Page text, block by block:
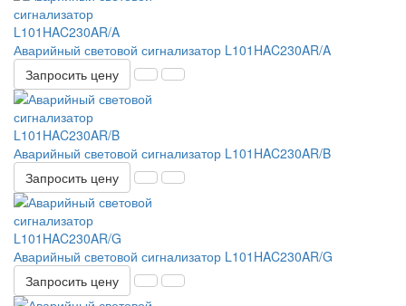
Аварийный световой сигнализатор L101HAC230AR/A
Запросить цену
Аварийный световой сигнализатор L101HAC230AR/B
Запросить цену
Аварийный световой сигнализатор L101HAC230AR/G
Запросить цену